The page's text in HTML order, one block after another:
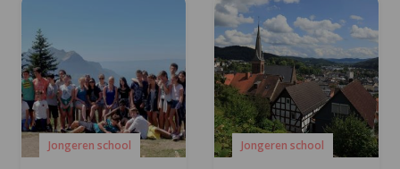
Jongeren school Jongeren school